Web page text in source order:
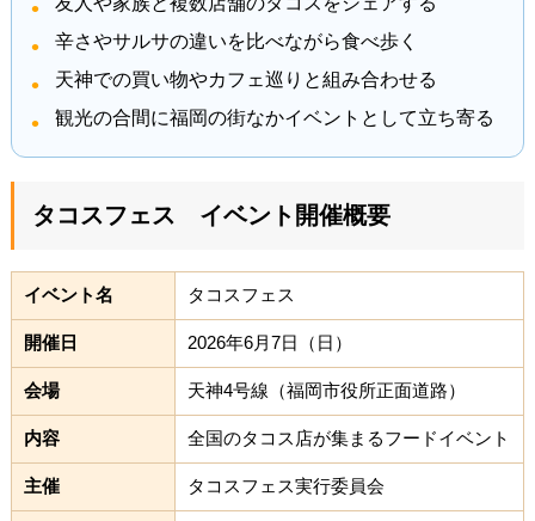
辛さやサルサの違いを比べながら食べ歩く
天神での買い物やカフェ巡りと組み合わせる
観光の合間に福岡の街なかイベントとして立ち寄る
タコスフェス イベント開催概要
イベント名 タコスフェス
開催日 2026年6月7日（日）
会場 天神4号線（福岡市役所正面道路）
内容 全国のタコス店が集まるフードイベント
主催 タコスフェス実行委員会